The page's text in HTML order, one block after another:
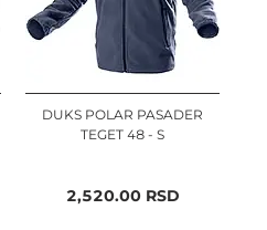
DUKS POLAR PASADER
TEGET 48 - S
2,520.00RSD